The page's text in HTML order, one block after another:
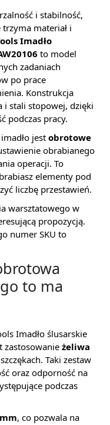
i stabilność,
materiał i
Imadło
to model
zadaniach
po prace
Konstrukcja
i stali stopowej, dzięki
podczas pracy.
jest obrotowe
obrabianego
operacji. To
elementy pod
liczbę przestawień.
warsztatowego w
propozycją.
numer SKU to
to ma
Imadło ślusarskie
zastosowanie żeliwa
Taki zestaw
oraz odporność na
podczas
, co pozwala na